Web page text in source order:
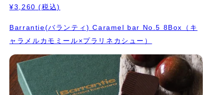
¥3,260 (税込)
Barrantie(バランティ) Caramel bar No.5 8Box（キ
ャラメルカモミール×プラリネカシュー）